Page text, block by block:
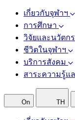
เกี่ยวกับจุฬาฯ
การศึกษา
วิจัยและนวัตก
ชีวิตในจุฬาฯ
บริการสังคม
สาระความรู้แ
On TH